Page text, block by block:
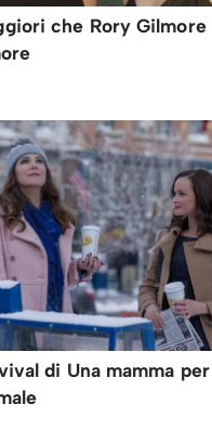
che Rory Gilmore
di Una mamma